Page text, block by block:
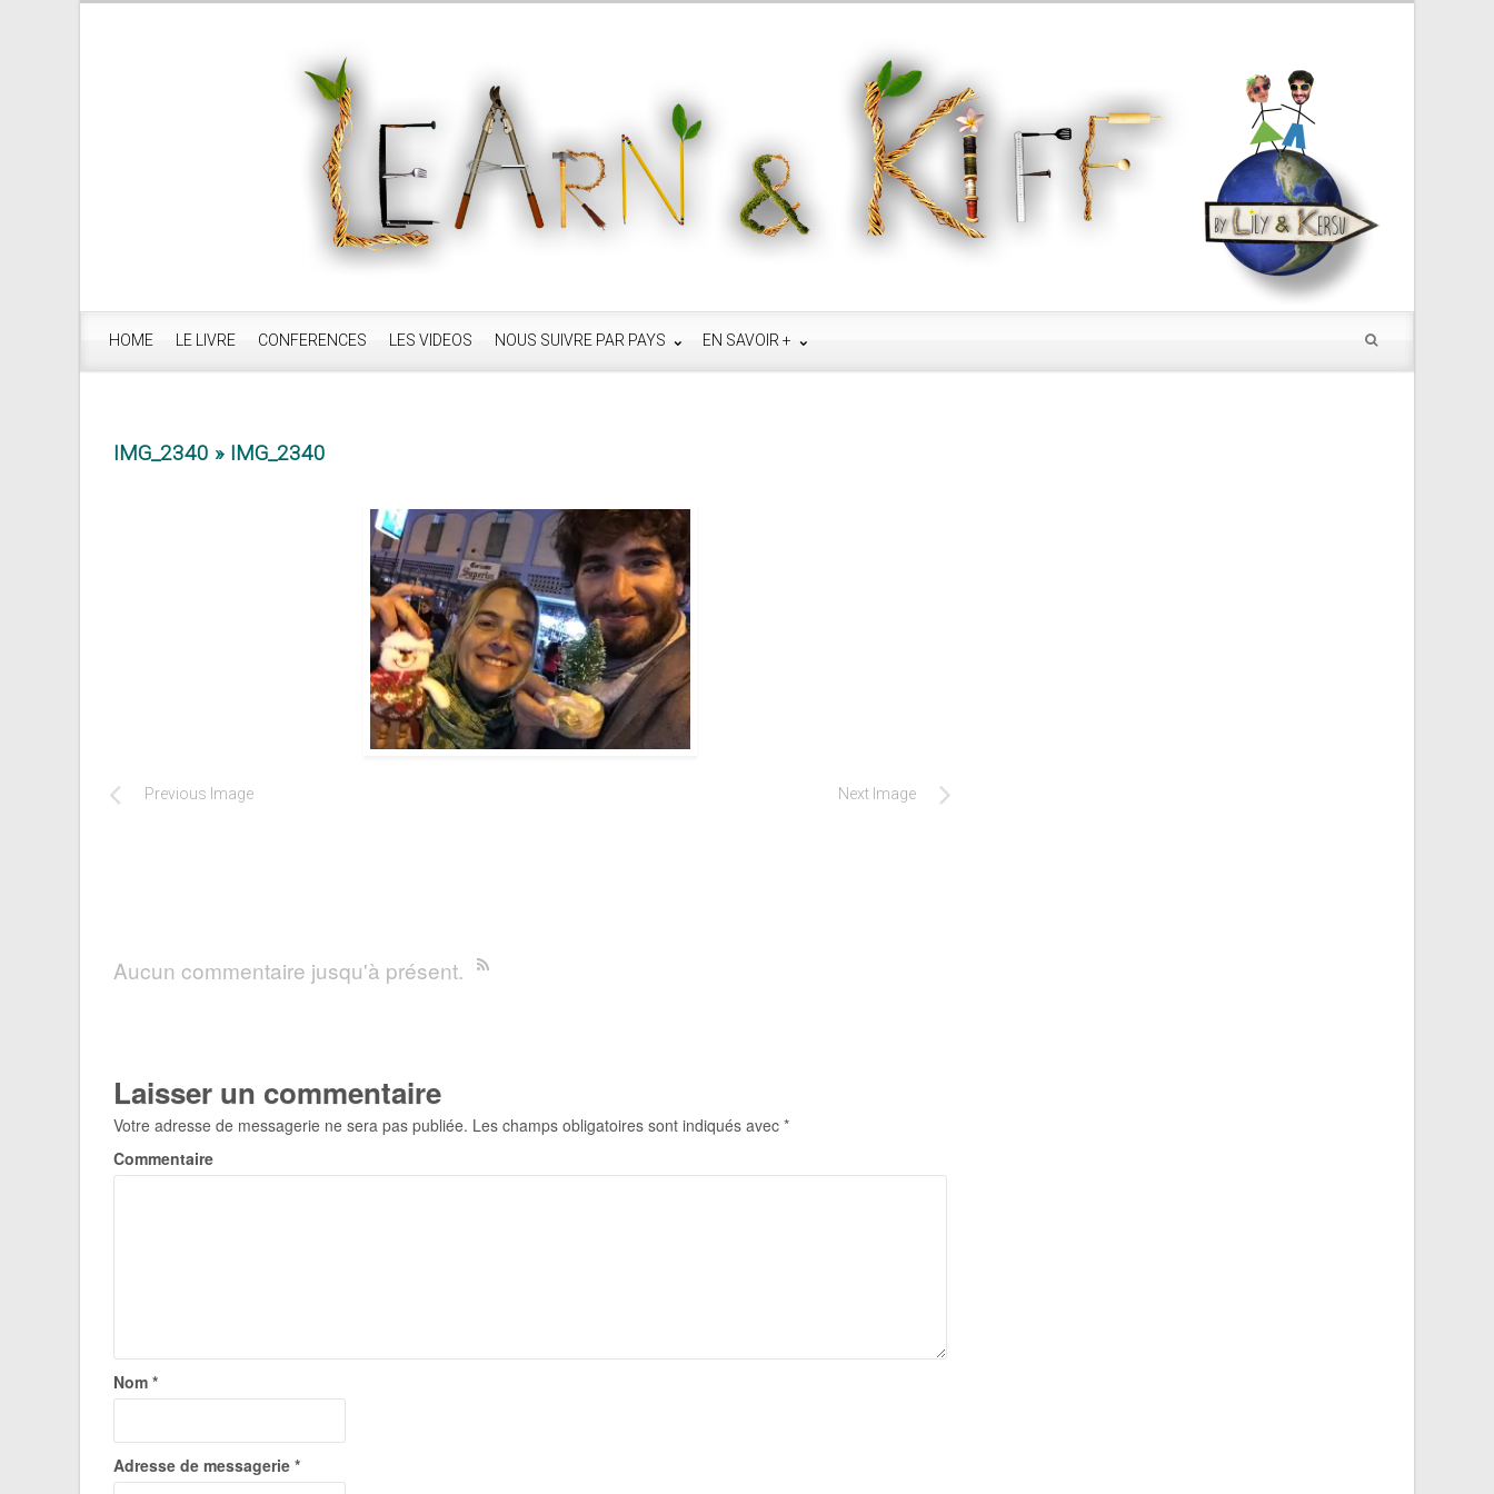
HOME LE LIVRE CONFERENCES LES VIDEOS NOUS SUIVRE PAR PAYS EN SAVOIR +
IMG_2340 » IMG_2340
Previous Image Next Image
Aucun commentaire jusqu'à présent.
Laisser un commentaire
Votre adresse de messagerie ne sera pas publiée. Les champs obligatoires sont indiqués avec *
Commentaire
Nom *
Adresse de messagerie *